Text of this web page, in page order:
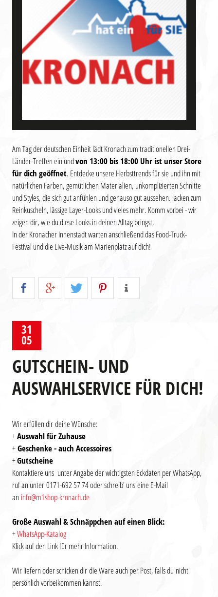
Am Tag der deutschen Einheit lädt Kronach zum traditionellen Drei-
Länder-Treffen ein undvon 13:00 bis 18:00 Uhr ist unser Store
für dich geöffnet. Entdecke unsere Herbsttrends für sie und ihn mit
natürlichen Farben, gemütlichen Materialien, unkomplizierten Schnitte
und Styles, die sich gut anfühlen und genauso gut aussehen. Jacken zum
Reinkuscheln, lässige Layer-Looks und vieles mehr. Komm vorbei - wir
zeigen dir, wie du diese Looks in deinen Alltag bringst.
In der Kronacher Innenstadt warten anschließend das Food-Truck-
Festival und die Live-Musik am Marienplatz auf dich!
31
05
GUTSCHEIN- UND
AUSWAHLSERVICE FÜR DICH!
Wir erfüllen dir deine Wünsche:
+Auswahl für Zuhause
+Geschenke - auch Accessoires
+Gutscheine
Kontaktiere uns unter Angabe der wichtigsten Eckdaten per WhatsApp,
ruf an unter 0171-692 57 74 oder schreib' uns eine E-Mail
an info@m1shop-kronach.de
Große Auswahl & Schnäppchen auf einen Blick:
+WhatsApp-Katalog
Klick auf den Link für mehr Information.
Wir liefern oder schicken dir die Ware auch per Post, falls du nicht
persönlich vorbeikommen kannst.